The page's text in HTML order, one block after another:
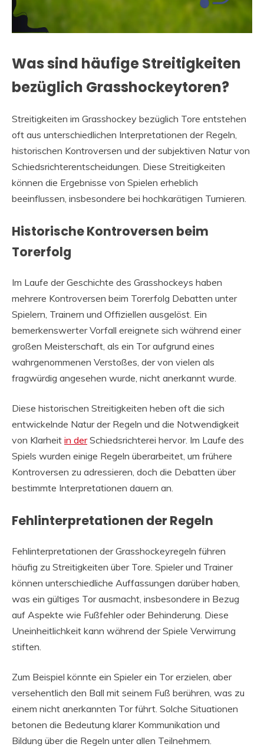
Was sind häufige Streitigkeiten
bezüglich Grasshockeytoren?
Streitigkeiten im Grasshockey bezüglich Tore entstehen
oft aus unterschiedlichen Interpretationen der Regeln,
historischen Kontroversen und der subjektiven Natur von
Schiedsrichterentscheidungen. Diese Streitigkeiten
können die Ergebnisse von Spielen erheblich
beeinflussen, insbesondere bei hochkarätigen Turnieren.
Historische Kontroversen beim
Torerfolg
Im Laufe der Geschichte des Grasshockeys haben
mehrere Kontroversen beim Torerfolg Debatten unter
Spielern, Trainern und Offiziellen ausgelöst. Ein
bemerkenswerter Vorfall ereignete sich während einer
großen Meisterschaft, als ein Tor aufgrund eines
wahrgenommenen Verstoßes, der von vielen als
fragwürdig angesehen wurde, nicht anerkannt wurde.
Diese historischen Streitigkeiten heben oft die sich
entwickelnde Natur der Regeln und die Notwendigkeit
von Klarheit in derSchiedsrichterei hervor. Im Laufe des
Spiels wurden einige Regeln überarbeitet, um frühere
Kontroversen zu adressieren, doch die Debatten über
bestimmte Interpretationen dauern an.
Fehlinterpretationen der Regeln
Fehlinterpretationen der Grasshockeyregeln führen
häufig zu Streitigkeiten über Tore. Spieler und Trainer
können unterschiedliche Auffassungen darüber haben,
was ein gültiges Tor ausmacht, insbesondere in Bezug
auf Aspekte wie Fußfehler oder Behinderung. Diese
Uneinheitlichkeit kann während der Spiele Verwirrung
stiften.
Zum Beispiel könnte ein Spieler ein Tor erzielen, aber
versehentlich den Ball mit seinem Fuß berühren, was zu
einem nicht anerkannten Tor führt. Solche Situationen
betonen die Bedeutung klarer Kommunikation und
Bildung über die Regeln unter allen Teilnehmern.